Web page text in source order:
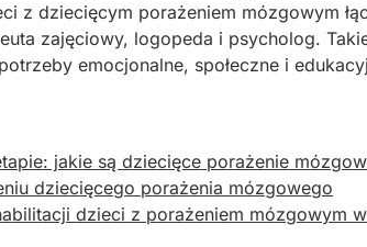
z dziecięcym porażeniem mózgowym
zajęciowy, logopeda i psycholog.
emocjonalne, społeczne i
jakie są dziecięce porażenie
dziecięcego porażenia mózgowego
dzieci z porażeniem mózgowym